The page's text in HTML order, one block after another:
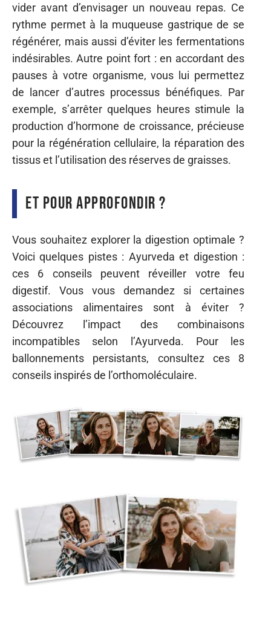
vider avant d’envisager un nouveau repas. Ce
rythme permet à la muqueuse gastrique de se
régénérer, mais aussi d’éviter les fermentations
indésirables. Autre point fort : en accordant des
pauses à votre organisme, vous lui permettez
de lancer d’autres processus bénéfiques. Par
exemple, s’arrêter quelques heures stimule la
production d’hormone de croissance, précieuse
pour la régénération cellulaire, la réparation des
tissus et l’utilisation des réserves de graisses.
Et pour approfondir ?
Vous souhaitez explorer la digestion optimale ?
Voici quelques pistes : Ayurveda et digestion :
ces 6 conseils peuvent réveiller votre feu
digestif. Vous vous demandez si certaines
associations alimentaires sont à éviter ?
Découvrez l’impact des combinaisons
incompatibles selon l’Ayurveda. Pour les
ballonnements persistants, consultez ces 8
conseils inspirés de l’orthomoléculaire.